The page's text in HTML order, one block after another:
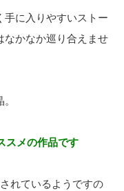
手に入りやすいストー
なかなか巡り合えませ
スメの作品です
れているようですの